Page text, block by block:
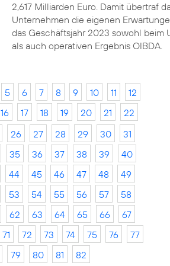
2,617 Milliarden Euro. Damit übertraf
Unternehmen die eigenen
das Geschäftsjahr 2023 sowohl beim
als auch operativen Ergebnis OIBDA.
5 6 7 8 9 10 11
12
16 17 18 19 20 21
22
26 27 28 29 30
31
35 36 37 38 39
40
44 45 46 47 48
49
53 54 55 56 57
58
62 63 64 65 66
67
71 72 73 74 75 76
77
79 80 81 82